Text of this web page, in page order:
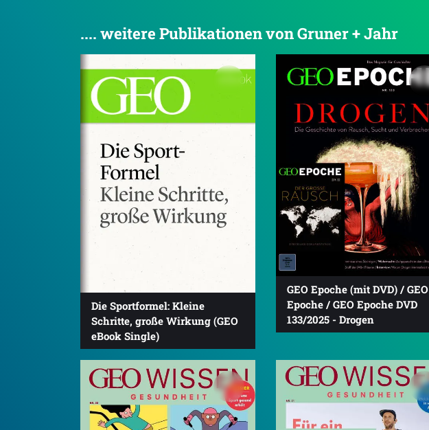
.... weitere Publikationen von Gruner + Jahr
Die Sportformel: Kleine
Schritte, große Wirkung (GEO
eBook Single)
GEO Epoche (mit DVD) / GEO
Epoche / GEO Epoche DVD
133/2025 - Drogen